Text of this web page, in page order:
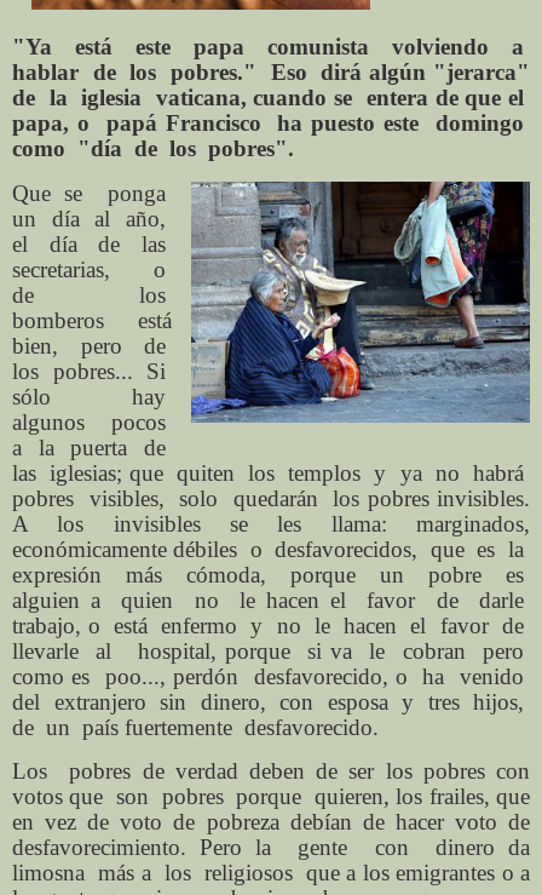
"Ya está este papa comunista volviendo
a
hablar de los pobres." Eso dirá algún "jerarca"
de la iglesia vaticana, cuando se entera de que el
papa, o
papá Francisco ha puesto este
domingo
como
"día de los pobres".
Que se ponga
un día al año,
el día de las
secretarias, o
de los
bomberos está
bien, pero de
los pobres... Si
sólo hay
algunos pocos
a la puerta de
las iglesias; que quiten los templos y ya no habrá
pobres visibles, solo quedarán los pobres invisibles.
A los invisibles se les llama: marginados,
económicamente débiles o desfavorecidos, que es la
expresión más cómoda, porque un pobre es
alguien a quien no le hacen el favor de darle
trabajo, o está enfermo y no le hacen el favor de
llevarle al hospital, porque si va le cobran pero
como es poo..., perdón desfavorecido, o ha venido
del extranjero sin dinero, con esposa y tres hijos,
de un país fuertemente desfavorecido.
Los
pobres de verdad deben de ser los pobres con
votos que son pobres porque quieren, los frailes, que
en vez de voto de pobreza debían de hacer voto de
desfavorecimiento. Pero la
gente con
dinero da
limosna más a los religiosos que a los emigrantes o a